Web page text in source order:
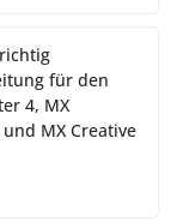
für den
4, MX
MX Creative